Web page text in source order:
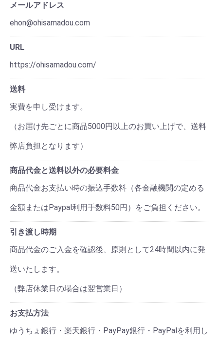
メールアドレス
ehon@ohisamadou.com
URL
https://ohisamadou.com/
送料
実費を申し受けます。
（お届け先ごとに商品5000円以上のお買い上げで、送料
弊店負担となります）
商品代金と送料以外の必要料金
商品代金お支払い時の振込手数料（各金融機関の定める
金額またはPaypal利用手数料50円）をご負担ください。
引き渡し時期
商品代金のご入金を確認後、原則として24時間以内に発
送いたします。
（弊店休業日の場合は翌営業日）
お支払方法
ゆうちょ銀行・楽天銀行・PayPay銀行・PayPalを利用し